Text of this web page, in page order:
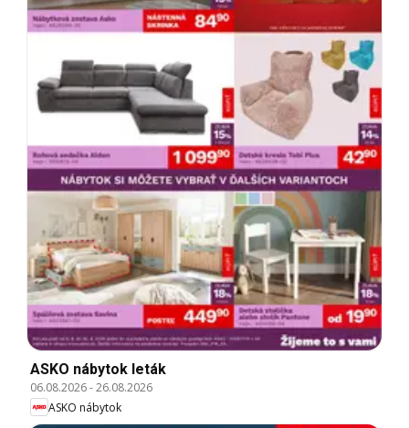
ASKO nábytok leták
06.08.2026-26.08.2026
ASKO nábytok